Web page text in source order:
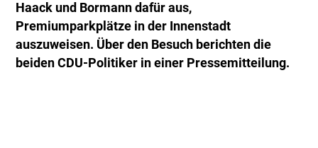
Haack und Bormann dafür aus,
Premiumparkplätze in der Innenstadt
auszuweisen. Über den Besuch berichten die
beiden CDU-Politiker in einer Pressemitteilung.